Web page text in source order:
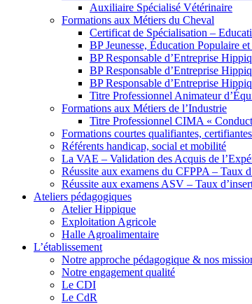
Auxiliaire Spécialisé Vétérinaire
Formations aux Métiers du Cheval
Certificat de Spécialisation –
BP Jeunesse, Éducation Populaire
BP Responsable d’Entreprise
BP Responsable d’Entreprise
BP Responsable d’Entreprise
Titre Professionnel Animateur
Formations aux Métiers de l’Industrie
Titre Professionnel CIMA «
Formations courtes qualifiantes,
Référents handicap, social et mobilité
La VAE – Validation des Acquis de
Réussite aux examens du CFPPA – Taux
Réussite aux examens ASV – Taux
Ateliers pédagogiques
Atelier Hippique
Exploitation Agricole
Halle Agroalimentaire
L’établissement
Notre approche pédagogique & nos
Notre engagement qualité
Le CDI
Le CdR